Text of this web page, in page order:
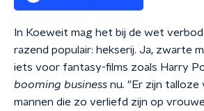
In Koeweit mag het bij de wet
razend populair: hekserij. Ja, zwarte
iets voor fantasy-films zoals Harry
booming business nu. "Er zijn talloze
mannen die zo verliefd zijn op